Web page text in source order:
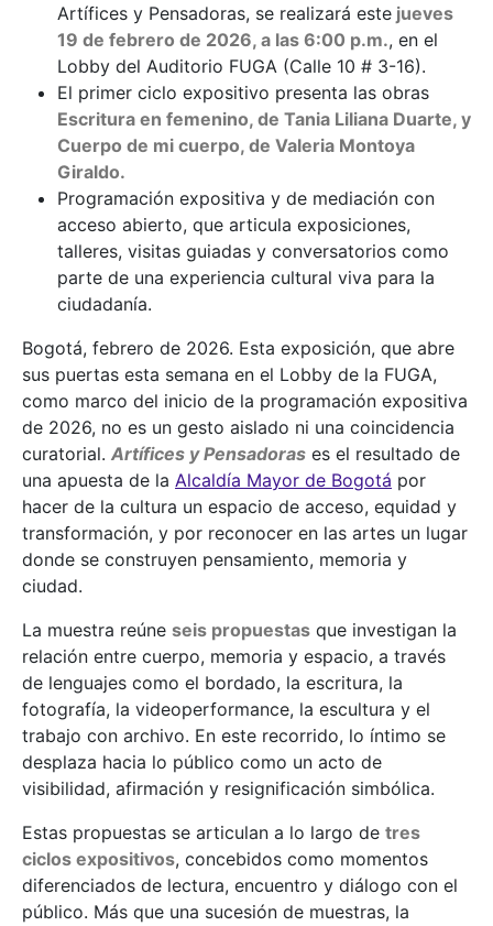
Artífices y Pensadoras, se realizará este jueves
19 de febrero de 2026, a las 6:00 p.m., en el
Lobby del Auditorio FUGA (Calle 10 # 3-16).
El primer ciclo expositivo presenta las obras
Escritura en femenino, de Tania Liliana Duarte, y
Cuerpo de mi cuerpo, de Valeria Montoya
Giraldo.
Programación expositiva y de mediación con
acceso abierto, que articula exposiciones,
talleres, visitas guiadas y conversatorios como
parte de una experiencia cultural viva para la
ciudadanía.
Bogotá, febrero de 2026. Esta exposición, que abre
sus puertas esta semana en el Lobby de la FUGA,
como marco del inicio de la programación expositiva
de 2026, no es un gesto aislado ni una coincidencia
curatorial. Artífices y Pensadoras es el resultado de
una apuesta de la Alcaldía Mayor de Bogotá por
hacer de la cultura un espacio de acceso, equidad y
transformación, y por reconocer en las artes un lugar
donde se construyen pensamiento, memoria y
ciudad.
La muestra reúne seis propuestas que investigan la
relación entre cuerpo, memoria y espacio, a través
de lenguajes como el bordado, la escritura, la
fotografía, la videoperformance, la escultura y el
trabajo con archivo. En este recorrido, lo íntimo se
desplaza hacia lo público como un acto de
visibilidad, afirmación y resignificación simbólica.
Estas propuestas se articulan a lo largo de tres
ciclos expositivos, concebidos como momentos
diferenciados de lectura, encuentro y diálogo con el
público. Más que una sucesión de muestras, la